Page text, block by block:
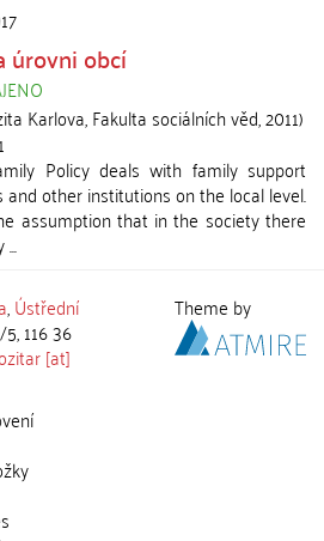
úrovni obcí
Karlova, Fakulta sociálních věd,2011)
Policy deals with family support
other institutions on the local level.
assumption that in the society there
,Ústřední
116 36
[at]
Theme by